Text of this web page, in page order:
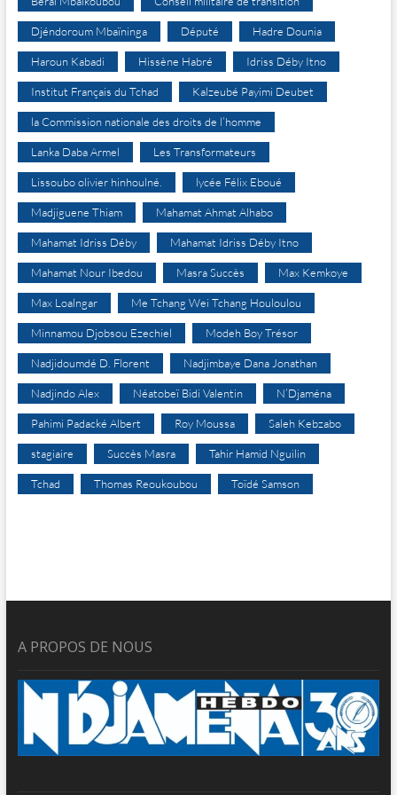
Djéndoroum Mbaïninga Député Hadre Dounia
Haroun Kabadi Hissène Habré Idriss Déby Itno
Institut Français du Tchad Kalzeubé Payimi Deubet
la Commission nationale des droits de l’homme
Lanka Daba Armel Les Transformateurs
Lissoubo olivier hinhoulné. lycée Félix Eboué
Madjiguene Thiam Mahamat Ahmat Alhabo
Mahamat Idriss Déby Mahamat Idriss Déby Itno
Mahamat Nour Ibedou Masra Succès Max Kemkoye
Max Loalngar Me Tchang Wei Tchang Houloulou
Minnamou Djobsou Ezechiel Modeh Boy Trésor
Nadjidoumdé D. Florent Nadjimbaye Dana Jonathan
Nadjindo Alex Néatobeï Bidi Valentin N’Djaména
Pahimi Padacké Albert Roy Moussa Saleh Kebzabo
stagiaire Succès Masra Tahir Hamid Nguilin
Tchad Thomas Reoukoubou Toïdé Samson
A PROPOS DE NOUS